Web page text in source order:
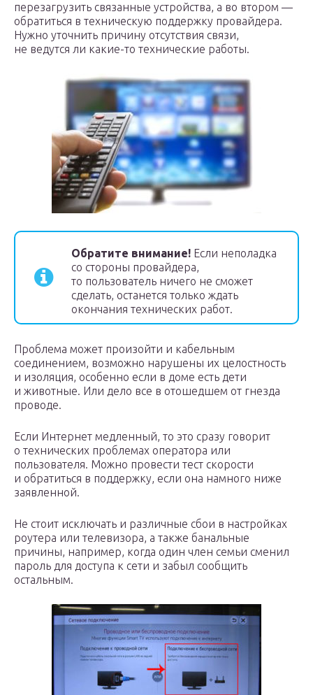
перезагрузить связанные устройства, а во втором —
обратиться в техническую поддержку провайдера.
Нужно уточнить причину отсутствия связи,
не ведутся ли какие-то технические работы.
Обратите внимание! Если неполадка
со стороны провайдера,
то пользователь ничего не сможет
сделать, останется только ждать
окончания технических работ.
Проблема может произойти и кабельным
соединением, возможно нарушены их целостность
и изоляция, особенно если в доме есть дети
и животные. Или дело все в отошедшем от гнезда
проводе.
Если Интернет медленный, то это сразу говорит
о технических проблемах оператора или
пользователя. Можно провести тест скорости
и обратиться в поддержку, если она намного ниже
заявленной.
Не стоит исключать и различные сбои в настройках
роутера или телевизора, а также банальные
причины, например, когда один член семьи сменил
пароль для доступа к сети и забыл сообщить
остальным.